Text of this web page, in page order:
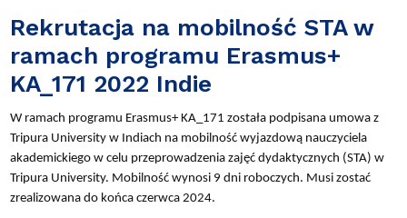
Rekrutacja na mobilność STA w
ramach programu Erasmus+
KA_171 2022 Indie
W ramach programu Erasmus+ KA_171 została podpisana umowa z
Tripura University w Indiach na mobilność wyjazdową nauczyciela
akademickiego w celu przeprowadzenia zajęć dydaktycznych (STA) w
Tripura University. Mobilność wynosi 9 dni roboczych. Musi zostać
zrealizowana do końca czerwca 2024.